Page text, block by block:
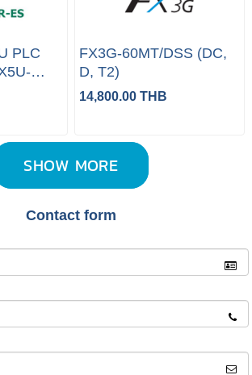
PLC
FX3G-60MT/DSS (DC,
D, T2)
14,800.00 THB
SHOW MORE
Contact form